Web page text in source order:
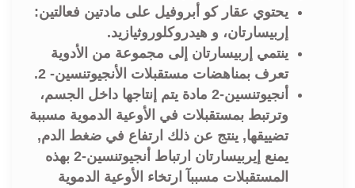
يحتوي عقار كو أبروفيل على مادتين فعالتين:
إربيسارتان، و هيدروكلوروثيازيد.
ينتمي إربيسارتان إلى مجموعة من الأدوية
تعرف بمناهضات مستقبلات الأنجيوتنسين- 2.
أنجيوتنسين-2 مادة يتم إنتاجها داخل الجسم،
وترتبط بمستقبلات في الأوعية الدموية مسببة
تضييقها, ينتج عن ذلك ارتفاع في ضغط الدم,
يمنع إيربيسارتان ارتباط أنجيوتنسين-2 بهذه
المستقبلات مسببآ ارتخاء الأوعية الدموية